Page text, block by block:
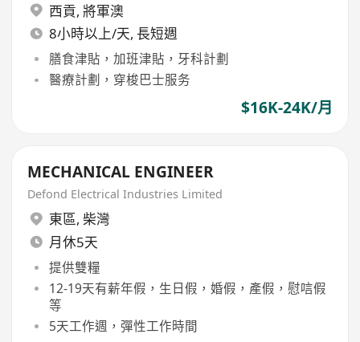
西貢, 將軍澳
8小時以上/天, 長短週
膳食津貼，加班津貼，牙科計劃
醫療計劃，穿梭巴士服务
$16K-24K/月
MECHANICAL ENGINEER
Defond Electrical Industries Limited
東區, 柴灣
月休5天
提供雙糧
12-19天有薪年假，生日假，婚假，產假，慰唁假
等
5天工作週，彈性工作時間